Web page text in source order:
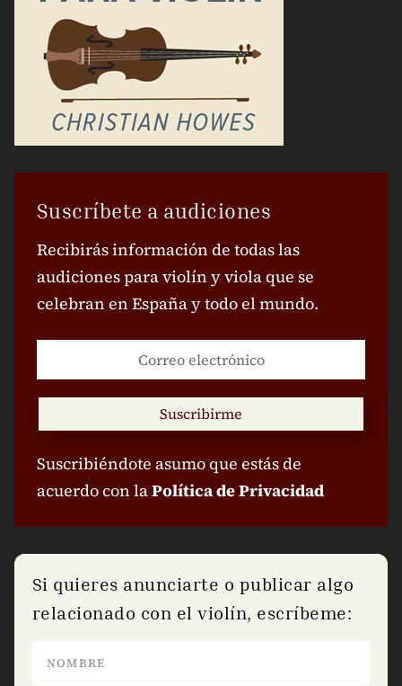
Suscríbete a audiciones
Recibirás información de todas las
audiciones para violín y viola que se
celebran en España y todo el mundo.
Suscribirme
Suscribiéndote asumo que estás de
acuerdo con laPolítica de Privacidad
Si quieres anunciarte o publicar algo
relacionado con el violín, escríbeme: